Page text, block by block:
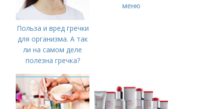
Польза и вред гречки
для организма. А так
ли на самом деле
полезна гречка?
меню